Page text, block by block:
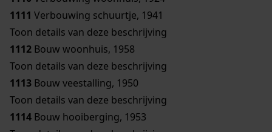
1111 Verbouwing schuurtje, 1941
Toon details van deze beschrijving
1112 Bouw woonhuis, 1958
Toon details van deze beschrijving
1113 Bouw veestalling, 1950
Toon details van deze beschrijving
1114 Bouw hooiberging, 1953